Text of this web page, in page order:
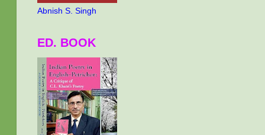
Abnish S. Singh
ED. BOOK